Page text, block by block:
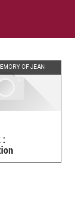
OF JEAN-
: